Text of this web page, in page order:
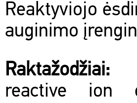
Reaktyviojo
auginimo
Raktažodžiai:
reactive ion